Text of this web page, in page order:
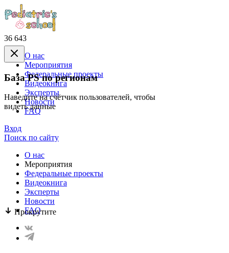
36 643
База PS по регионам
Наведите на счётчик пользователей, чтобы
видеть данные
Прокрутите
О нас
Mероприятия
Федеральные проекты
Видеокнига
Эксперты
Новости
FAQ
Вход
Поиск по сайту
О нас
Mероприятия
Федеральные проекты
Видеокнига
Эксперты
Новости
FAQ